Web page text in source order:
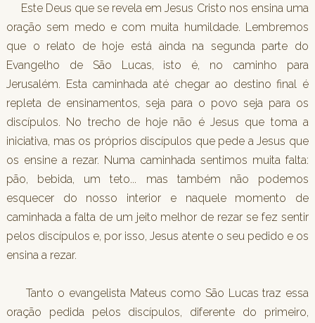
Este Deus que se revela em Jesus Cristo nos ensina uma
oração sem medo e com muita humildade. Lembremos
que o relato de hoje está ainda na segunda parte do
Evangelho de São Lucas, isto é, no caminho para
Jerusalém. Esta caminhada até chegar ao destino final é
repleta de ensinamentos, seja para o povo seja para os
discípulos. No trecho de hoje não é Jesus que toma a
iniciativa, mas os próprios discípulos que pede a Jesus que
os ensine a rezar. Numa caminhada sentimos muita falta:
pão, bebida, um teto... mas também não podemos
esquecer do nosso interior e naquele momento de
caminhada a falta de um jeito melhor de rezar se fez sentir
pelos discípulos e, por isso, Jesus atente o seu pedido e os
ensina a rezar.
Tanto o evangelista Mateus como São Lucas traz essa
oração pedida pelos discípulos, diferente do primeiro,